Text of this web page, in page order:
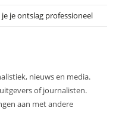
je ontslag professioneel
nieuws en media.
of journalisten.
aan met andere